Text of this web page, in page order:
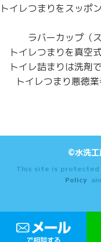
トイレつまりをスッポ
ラバーカップ（
トイレつまりを真空
トイレ詰まりは洗剤
トイレつまり悪徳
©水洗
This site is protected
Policy